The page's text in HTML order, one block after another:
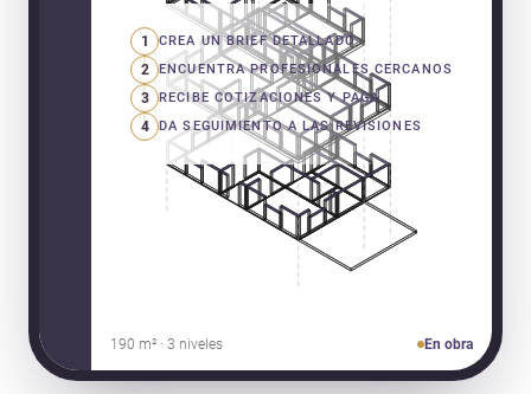
1 CREA UN BRIEF DETALLADO
2 ENCUENTRA PROFESIONALES CERCANOS
3 RECIBE COTIZACIONES Y PAGA
4 DA SEGUIMIENTO A LAS REVISIONES
190 m² · 3 niveles En obra